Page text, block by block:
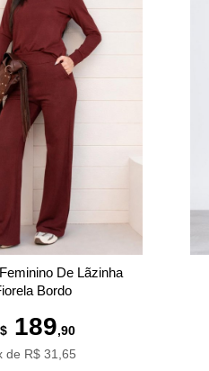
De Lãzinha
Bordo
189,90
de R$ 31,65